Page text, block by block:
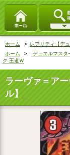
ホーム > レアリティ【デ
ホーム
> デュエルマスタ
ク 王道Ｗ
ラーヴァ＝ア
ル】_